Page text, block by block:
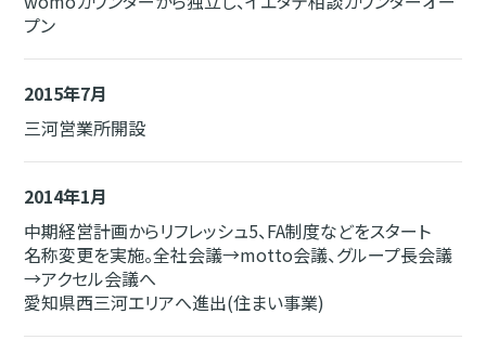
プン
2015年7月
三河営業所開設
2014年1月
中期経営計画からリフレッシュ5、FA制度などをスタート
名称変更を実施。全社会議→motto会議、グループ長会議
→アクセル会議へ
愛知県西三河エリアへ進出(住まい事業)